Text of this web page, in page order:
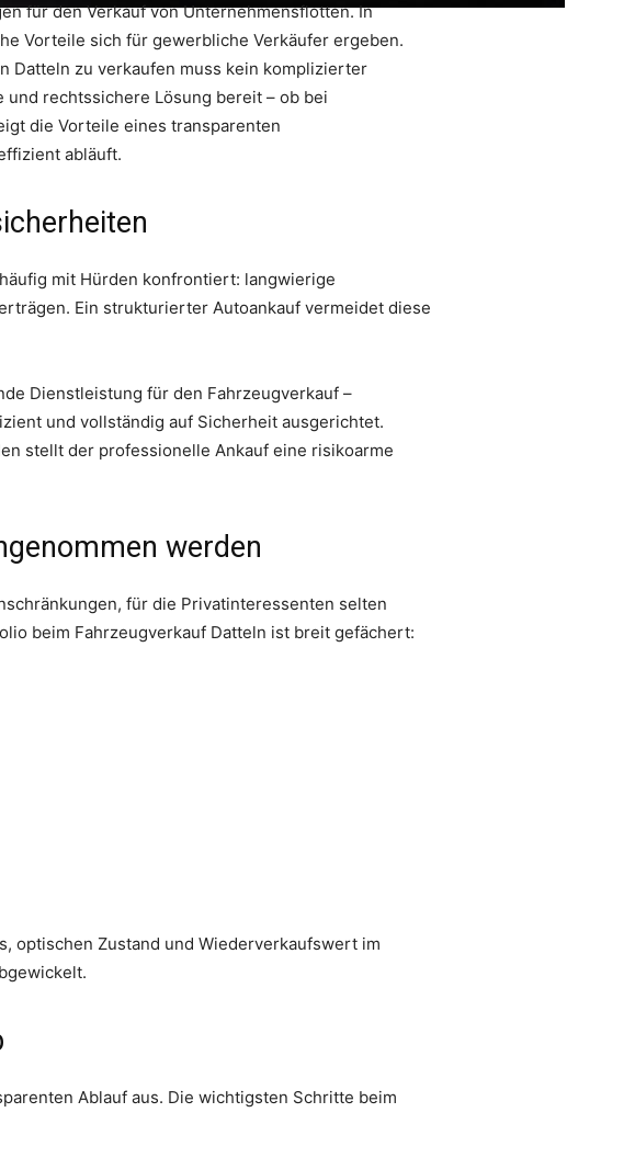
für den Verkauf von Unternehmensflotten. In
Vorteile sich für gewerbliche Verkäufer ergeben.
Datteln zu verkaufen muss kein komplizierter
rechtssichere Lösung bereit – ob bei
die Vorteile eines transparenten
abläuft.
mit Hürden konfrontiert: langwierige
Ein strukturierter Autoankauf vermeidet diese
Dienstleistung für den Fahrzeugverkauf –
und vollständig auf Sicherheit ausgerichtet.
stellt der professionelle Ankauf eine risikoarme
werden
für die Privatinteressenten selten
beim Fahrzeugverkauf Datteln ist breit gefächert:
optischen Zustand und Wiederverkaufswert im
Ablauf aus. Die wichtigsten Schritte beim